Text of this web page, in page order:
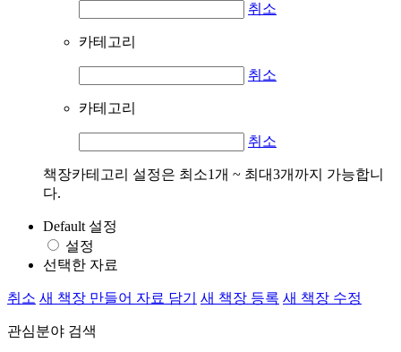
취소
카테고리
취소
카테고리
취소
책장카테고리 설정은 최소1개 ~ 최대3개까지 가능합니
다.
Default 설정
설정
선택한 자료
취소 새 책장 만들어 자료 담기 새 책장 등록 새 책장 수정
관심분야 검색